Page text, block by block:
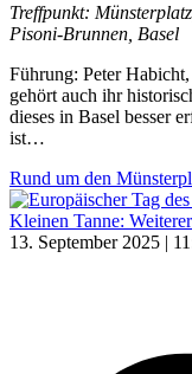
Treffpunkt:
Pisoni-Brunnen, Basel
Führung: Peter
gehört auch ihr
dieses in Basel besser
ist…
Rund um den
13. September 2025 |